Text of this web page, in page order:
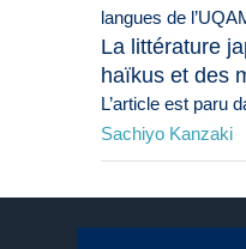
langues de
La littérature
haïkus et des
L’article est paru
Sachiyo Kanzaki